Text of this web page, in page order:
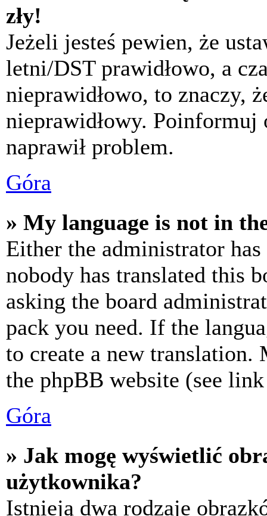
zły!
Jeżeli jesteś pewien, że
letni/DST prawidłowo, a
nieprawidłowo, to znaczy,
nieprawidłowy.
naprawił problem.
Góra
» My language is not in
Either the administrator
nobody has translated this
asking the board
pack you need. If the
to create a new
the phpBB website (see
Góra
» Jak mogę wyświetlić
użytkownika?
Istnieją dwa rodzaje